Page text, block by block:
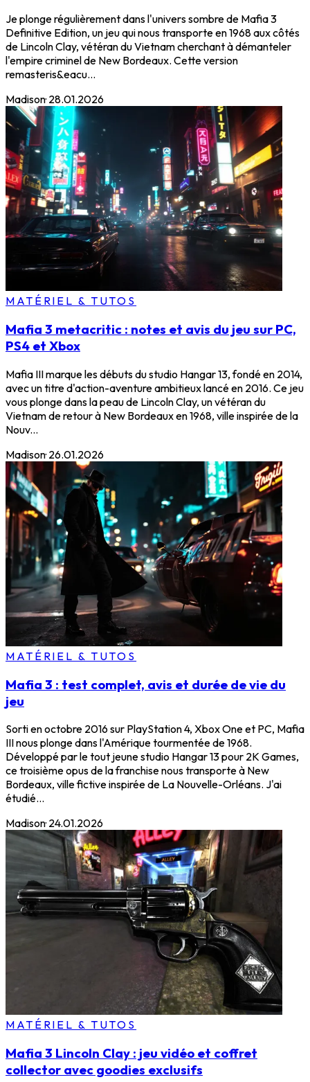
Je plonge régulièrement dans l'univers sombre de Mafia 3
Definitive Edition, un jeu qui nous transporte en 1968 aux côtés
de Lincoln Clay, vétéran du Vietnam cherchant à démanteler
l'empire criminel de New Bordeaux. Cette version
remasteris&eacu...
Madison· 28.01.2026
MATÉRIEL & TUTOS
Mafia 3 metacritic : notes et avis du jeu sur PC,
PS4 et Xbox
Mafia III marque les débuts du studio Hangar 13, fondé en 2014,
avec un titre d'action-aventure ambitieux lancé en 2016. Ce jeu
vous plonge dans la peau de Lincoln Clay, un vétéran du
Vietnam de retour à New Bordeaux en 1968, ville inspirée de la
Nouv...
Madison· 26.01.2026
MATÉRIEL & TUTOS
Mafia 3 : test complet, avis et durée de vie du
jeu
Sorti en octobre 2016 sur PlayStation 4, Xbox One et PC, Mafia
III nous plonge dans l'Amérique tourmentée de 1968.
Développé par le tout jeune studio Hangar 13 pour 2K Games,
ce troisième opus de la franchise nous transporte à New
Bordeaux, ville fictive inspirée de La Nouvelle-Orléans. J'ai
étudié...
Madison· 24.01.2026
MATÉRIEL & TUTOS
Mafia 3 Lincoln Clay : jeu vidéo et coffret
collector avec goodies exclusifs